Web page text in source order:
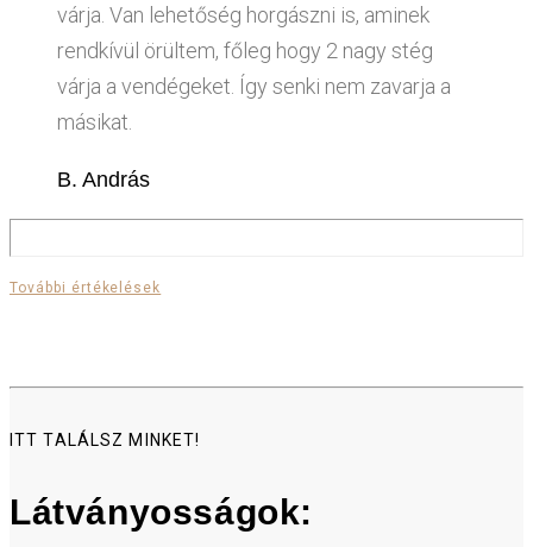
várja. Van lehetőség horgászni is, aminek
rendkívül örültem, főleg hogy 2 nagy stég
várja a vendégeket. Így senki nem zavarja a
másikat.
B. András
További értékelések
ITT TALÁLSZ MINKET!
Látványosságok: